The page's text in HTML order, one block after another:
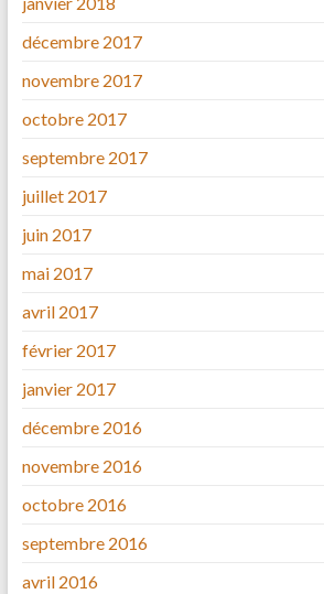
décembre 2017
novembre 2017
octobre 2017
septembre 2017
juillet 2017
juin 2017
mai 2017
avril 2017
février 2017
janvier 2017
décembre 2016
novembre 2016
octobre 2016
septembre 2016
avril 2016